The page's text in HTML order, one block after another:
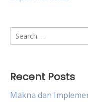
Search
for:
Recent Posts
Makna dan